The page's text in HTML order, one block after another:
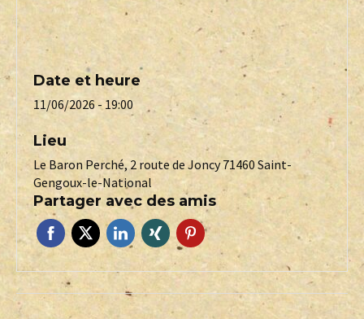
Date et heure
11/06/2026 - 19:00
Lieu
Le Baron Perché, 2 route de Joncy 71460 Saint-
Gengoux-le-National
Partager avec des amis